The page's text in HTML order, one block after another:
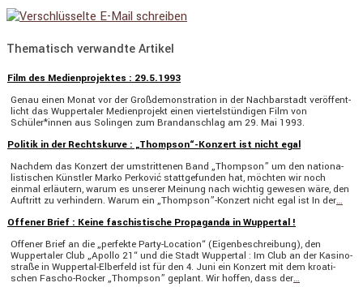
Thematisch verwandte Artikel
Film des Medienprojektes : 29.5.1993
Genau einen Monat vor der Großde­mons­tra­tion in der Nachbar­stadt veröf­fent­
licht das Wupper­taler Medien­pro­jekt einen viertel­stün­digen Film von
Schüler*innen aus Solingen zum Brand­an­schlag am 29. Mai 1993.
Politik in der Rechtskurve : „Thompson“-Konzert ist nicht egal
Nachdem das Konzert der umstrit­tenen Band „Thompson” um den natio­na­
lis­ti­schen Künstler Marko Perković statt­ge­funden hat, möchten wir noch
einmal erläu­tern, warum es unserer Meinung nach wichtig gewesen wäre, den
Auftritt zu verhin­dern. Warum ein „Thompson”-Konzert nicht egal ist In der…
Offener Brief : Keine faschistische Propaganda in Wuppertal !
Offener Brief an die „perfekte Party-Location“ (Eigen­be­schrei­bung), den
Wupper­taler Club „Apollo 21“ und die Stadt Wuppertal : Im Club an der Kasino­
straße in Wuppertal-Elber­­feld ist für den 4. Juni ein Konzert mit dem kroati­
schen Fascho-Rocker „Thompson” geplant. Wir hoffen, dass der…